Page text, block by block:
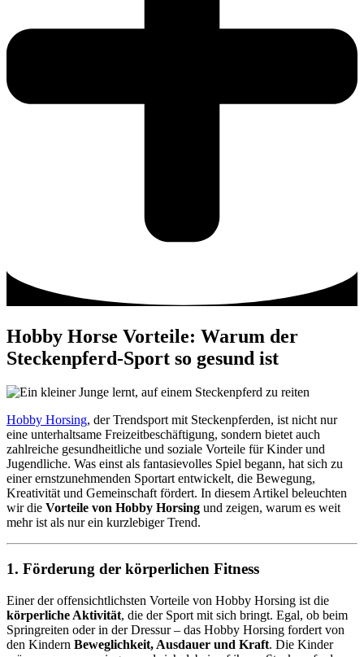
Hobby Horse Vorteile: Warum der
Steckenpferd-Sport so gesund ist
Hobby Horsing, der Trendsport mit Steckenpferden, ist nicht nur
eine unterhaltsame Freizeitbeschäftigung, sondern bietet auch
zahlreiche gesundheitliche und soziale Vorteile für Kinder und
Jugendliche. Was einst als fantasievolles Spiel begann, hat sich zu
einer ernstzunehmenden Sportart entwickelt, die Bewegung,
Kreativität und Gemeinschaft fördert. In diesem Artikel beleuchten
wir die Vorteile von Hobby Horsing und zeigen, warum es weit
mehr ist als nur ein kurzlebiger Trend.
1. Förderung der körperlichen Fitness
Einer der offensichtlichsten Vorteile von Hobby Horsing ist die
körperliche Aktivität, die der Sport mit sich bringt. Egal, ob beim
Springreiten oder in der Dressur – das Hobby Horsing fordert von
den Kindern Beweglichkeit, Ausdauer und Kraft. Die Kinder